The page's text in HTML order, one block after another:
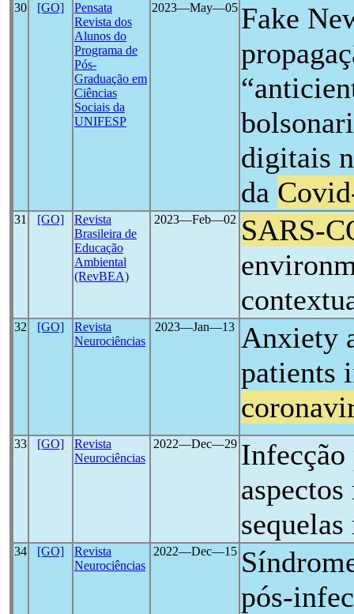
30 [GO]
Pensata
Revista dos
Alunos do
Programa de
Pós-
Graduação em
Ciências
Sociais da
UNIFESP
2023―May―05 Fake
digitais
da
31 [GO]
Revista
Brasileira de
Educação
Ambiental
(RevBEA)
2023―Feb―02 SARS-
32 [GO]
Revista
Neurociências
2023―Jan―13 Anxiety
patients
33 [GO]
Revista
Neurociências
2022―Dec―29
34 [GO]
Revista
Neurociências
2022―Dec―15
pós-